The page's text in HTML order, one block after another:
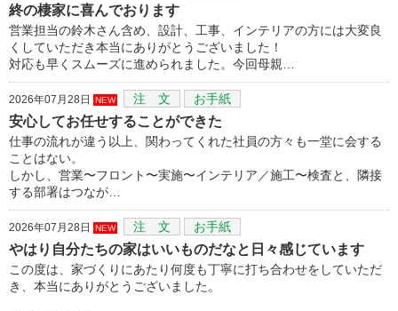
終の棲家に喜んでおります
営業担当の鈴木さん含め、設計、工事、インテリアの方には大変良
くしていただき本当にありがとうございました！
対応も早くスムーズに進められました。今回母親…
2026年07月28日 NEW 注 文 お手紙
安心してお任せすることができた
仕事の流れが違う以上、関わってくれた社員の方々も一堂に会する
ことはない。
しかし、営業〜フロント〜実施〜インテリア／施工〜検査と、隣接
する部署はつなが…
2026年07月28日 NEW 注 文 お手紙
やはり自分たちの家はいいものだなと日々感じています
この度は、家づくりにあたり何度も丁寧に打ち合わせをしていただ
き、本当にありがとうございました。